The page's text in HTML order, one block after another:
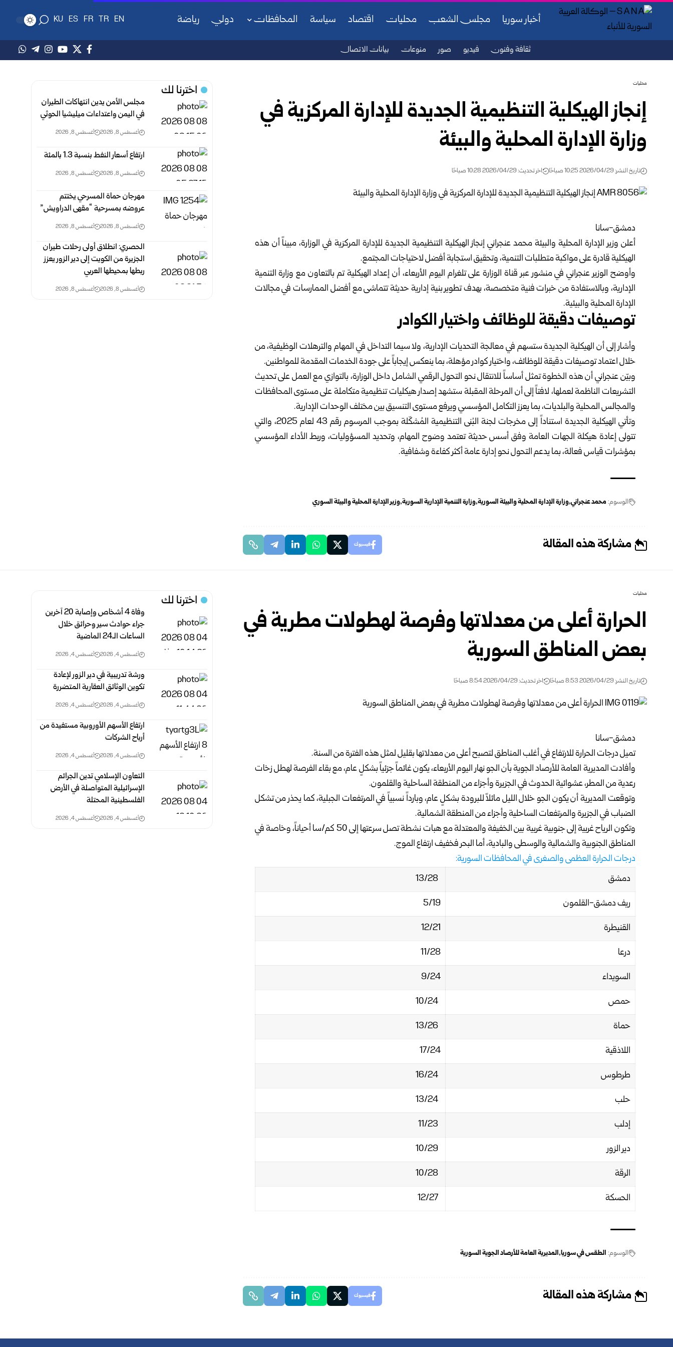
أخبار سوريا مجلس الشعب محليات اقتصاد سياسة المحافظات دولي رياضة EN
TR
FR
ES
KU
ثقافة وفنون فيديو صور منوعات بيانات الاتصال
محليات
إنجاز الهيكلية التنظيمية الجديدة للإدارة المركزية في
وزارة الإدارة المحلية والبيئة
تاريخ النشر: 2026/04/29 10:25 صباحًا اخر تحديث: 2026/04/29 10:28 صباحًا
دمشق-سانا
أعلن وزير الإدارة المحلية والبيئةمحمد عنجراني إنجاز الهيكلية التنظيمية الجديدة للإدارة المركزية في الوزارة، مبيناً أن هذه
الهيكلية قادرة على مواكبة متطلبات التنمية، وتحقيق استجابة أفضل لاحتياجات المجتمع.
وأوضح الوزير عنجراني في منشور عبر قناة الوزارةعلى تلغرام اليوم الأربعاء، أن إعداد الهيكلية تم بالتعاون مع وزارة التنمية
الإدارية، وبالاستفادة من خبرات فنية متخصصة، بهدف تطوير بنية إدارية حديثة تتماشى مع أفضل الممارسات في مجالات
الإدارة المحلية والبيئية.
توصيفات دقيقة للوظائف واختيار الكوادر
وأشار إلى أن الهيكلية الجديدة ستسهم في معالجة التحديات الإدارية، ولا سيما التداخل في المهام والترهلات الوظيفية، من
خلال اعتماد توصيفات دقيقة للوظائف، واختيار كوادر مؤهلة، بما ينعكس إيجاباً على جودة الخدمات المقدمة للمواطنين.
وبيّن عنجراني أن هذه الخطوة تمثل أساساً للانتقال نحو التحول الرقمي الشامل داخل الوزارة، بالتوازي مع العمل على تحديث
التشريعات الناظمة لعملها، لافتاً إلى أن المرحلة المقبلة ستشهد إصدار هيكليات تنظيمية متكاملة على مستوى المحافظات
والمجالس المحلية والبلديات، بما يعزز التكامل المؤسسي ويرفع مستوى التنسيق بين مختلف الوحدات الإدارية.
وتأتي الهيكلية الجديدة استناداً إلى مخرجات لجنة البُنى التنظيمية المُشكّلة بموجب المرسوم رقم 43 لعام 2025، والتي
تتولى إعادة هيكلة الجهات العامة وفق أسس حديثة تعتمد وضوح المهام، وتحديد المسؤوليات، وربط الأداء المؤسسي
بمؤشرات قياس فعالة، بما يدعم التحول نحو إدارة عامة أكثر كفاءة وشفافية.
الوسوم: محمد عنجراني وزارة الإدارة المحلية والبيئة السورية وزارة التنمية الإدارية السورية وزير الإدارة المحلية والبيئة السوري
مشاركة هذه المقالة فيسبوك
اخترنا لك
مجلس الأمن يدين انتهاكات الطيران
في اليمن واعتداءات ميليشيا الحوثي
أغسطس 8, 2026 أغسطس 8, 2026
ارتفاع أسعار النفط بنسبة 1.3 بالمئة
أغسطس 8, 2026 أغسطس 8, 2026
مهرجان حماة المسرحي يختتم
عروضه بمسرحية “مقهى الدراويش”
أغسطس 8, 2026 أغسطس 8, 2026
الحصري: انطلاق أولى رحلات طيران
الجزيرة من الكويت إلى دير الزور يعزز
ربطها بمحيطها العربي
أغسطس 8, 2026 أغسطس 8, 2026
محليات
الحرارة أعلى من معدلاتها وفرصة لهطولات مطرية في
بعض المناطق السورية
تاريخ النشر: 2026/04/29 8:53 صباحًا اخر تحديث: 2026/04/29 8:54 صباحًا
دمشق-سانا
تميل درجات الحرارة للارتفاع في أغلب المناطق لتصبح أعلى من معدلاتها بقليل لمثل هذه الفترة من السنة.
وأفادتالمديرية العامة للأرصاد الجويةبأن الجو نهار اليوم الأربعاء، يكون غائماً جزئياً بشكلٍ عام، مع بقاء الفرصة لهطل زخات
رعدية من المطر، عشوائية الحدوث في الجزيرة وأجزاء من المنطقة الساحلية والقلمون.
وتوقعت المديرية أن يكون الجو خلال الليل مائلاً للبرودة بشكلٍ عام، وبارداً نسبياً في المرتفعات الجبلية، كما يحذر من تشكل
الضباب في الجزيرة والمرتفعات الساحلية وأجزاء من المنطقة الشمالية.
وتكون الرياح غربية إلى جنوبية غربية بين الخفيفة والمعتدلة مع هبات نشطة تصل سرعتها إلى 50 كم/سا أحياناً، وخاصة في
المناطق الجنوبية والشمالية والوسطى والبادية، أما البحر فخفيف ارتفاع الموج.
درجات الحرارة العظمى والصغرى في المحافظات السورية:
دمشق
13/28
ريف دمشق-القلمون
5/19
القنيطرة
12/21
درعا
11/28
السويداء
9/24
حمص
10/24
حماة
13/26
اللاذقية
17/24
طرطوس
16/24
حلب
13/24
إدلب
11/23
دير الزور
10/29
الرقة
10/28
الحسكة
12/27
الوسوم: الطقس في سوريا المديرية العامة للأرصاد الجوية السورية
مشاركة هذه المقالة فيسبوك
اخترنا لك
وفاة 4 أشخاص وإصابة 20 آخرين
جراء حوادث سير وحرائق خلال
‏الساعات الـ24 الماضية ‏
أغسطس 4, 2026 أغسطس 4, 2026
ورشة تدريبية في دير الزور لإعادة
تكوين الوثائق العقارية المتضررة
أغسطس 4, 2026 أغسطس 4, 2026
ارتفاع الأسهم الأوروبية مستفيدة من
أرباح الشركات
أغسطس 4, 2026 أغسطس 4, 2026
التعاون الإسلامي تدين الجرائم
الإسرائيلية المتواصلة في الأرض
الفلسطينية ‏المحتلة ‏
أغسطس 4, 2026 أغسطس 4, 2026